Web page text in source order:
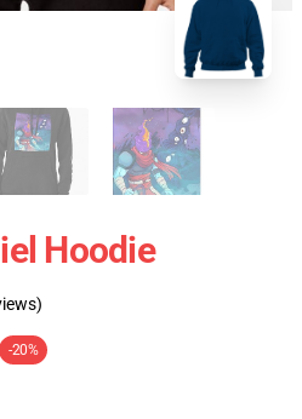
Hoodie
-20%